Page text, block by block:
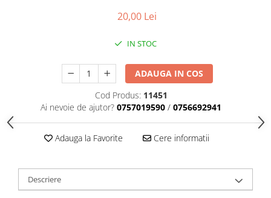
Lemne si coarne de cerb sau
Lese, Zgarzi & Hamuri
Produse Igiena si Ingrijire
Saltele cu efect de racire
20,00 Lei
IN STOC
ADAUGA IN COS
Cod Produs: 11451
Ai nevoie de ajutor? 0757019590 / 0756692941
Adauga la Favorite Cere informatii
Descriere